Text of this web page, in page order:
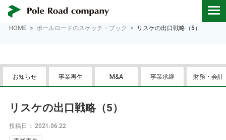
HOME ポールロードのスケッチ・ブック リスケの出口戦略（5）
お知らせ 事業再生 M&A 事業承継 財務・会計
リスケの出口戦略（5）
投稿日： 2021.06.22